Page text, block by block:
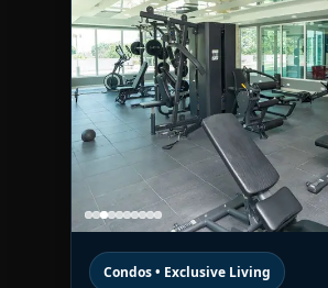
Condos • Exclusive Living